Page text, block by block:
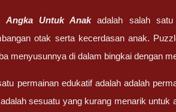
Angka Untuk Anakadalah salah
otak serta kecerdasan anak.
menyusunnya di dalam bingkai dengan
permainan edukatif adalah adalah
sesuatu yang kurang menarik